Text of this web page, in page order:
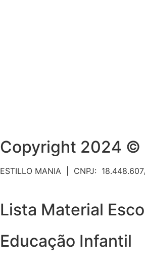
Copyright 2024 ©
ESTILLO MANIA | CNPJ:
Lista Material
Educação Infantil